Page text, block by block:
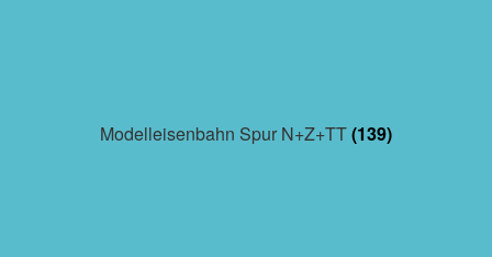
Modelleisenbahn Spur N+Z+TT(139)